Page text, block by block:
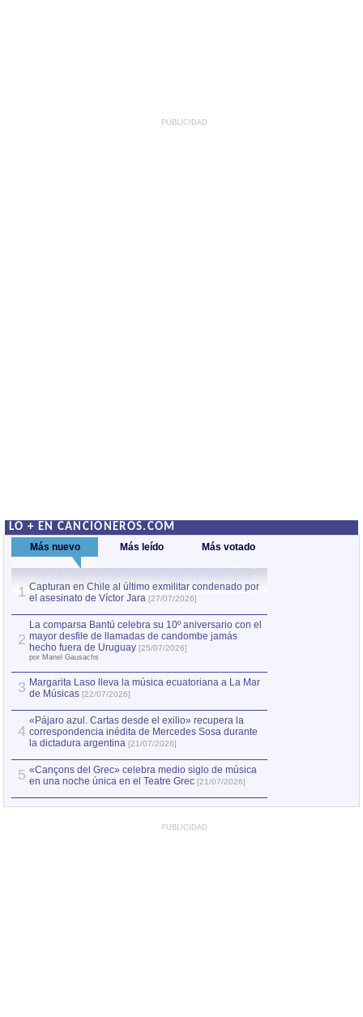
PUBLICIDAD
LO + EN CANCIONEROS.COM
Más nuevo Más leído Más votado
1 Capturan en Chile al último exmilitar condenado por
el asesinato de Víctor Jara [27/07/2026]
2
La comparsa Bantú celebra su 10º aniversario con el
mayor desfile de llamadas de candombe jamás
hecho fuera de Uruguay [25/07/2026]
por Manel Gausachs
3 Margarita Laso lleva la música ecuatoriana a La Mar
de Músicas [22/07/2026]
4
«Pájaro azul. Cartas desde el exilio» recupera la
correspondencia inédita de Mercedes Sosa durante
la dictadura argentina [21/07/2026]
5 «Cançons del Grec» celebra medio siglo de música
en una noche única en el Teatre Grec [21/07/2026]
PUBLICIDAD